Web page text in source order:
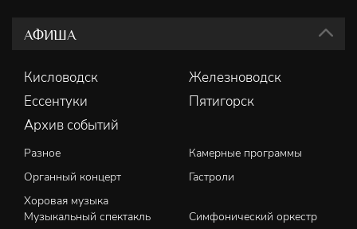
АФИША
Кисловодск
Железноводск
Ессентуки
Пятигорск
Архив событий
Разное
Камерные программы
Органный концерт
Гастроли
Хоровая музыка
Музыкальный спектакль
Симфонический оркестр